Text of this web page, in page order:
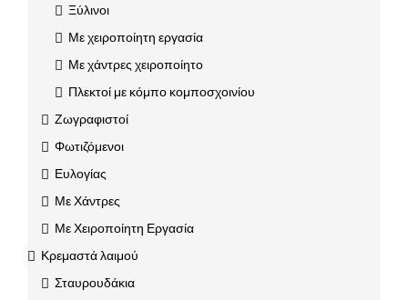
Ξύλινοι
Με χειροποίητη εργασία
Με χάντρες χειροποίητο
Πλεκτοί με κόμπο κομποσχοινίου
Ζωγραφιστοί
Φωτιζόμενοι
Ευλογίας
Με Χάντρες
Με Χειροποίητη Εργασία
Κρεμαστά λαιμού
Σταυρουδάκια